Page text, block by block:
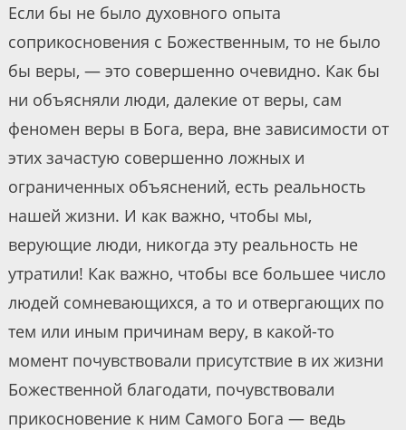
Если бы не было духовного опыта
соприкосновения с Божественным, то не было
бы веры, — это совершенно очевидно. Как бы
ни объясняли люди, далекие от веры, сам
феномен веры в Бога, вера, вне зависимости от
этих зачастую совершенно ложных и
ограниченных объяснений, есть реальность
нашей жизни. И как важно, чтобы мы,
верующие люди, никогда эту реальность не
утратили! Как важно, чтобы все большее число
людей сомневающихся, а то и отвергающих по
тем или иным причинам веру, в какой-то
момент почувствовали присутствие в их жизни
Божественной благодати, почувствовали
прикосновение к ним Самого Бога — ведь